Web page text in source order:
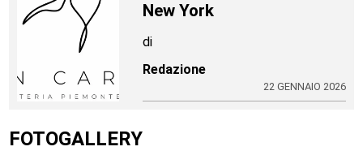
New York
di
Redazione
22 GENNAIO 2026
FOTOGALLERY